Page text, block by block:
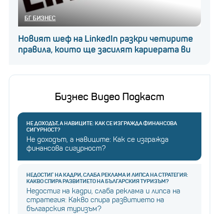
БГ БИЗНЕС
Новият шеф на LinkedIn разкри четирите
правила, които ще засилят кариерата ви
Бизнес Видео Подкаст
НЕ ДОХОДЪТ, А НАВИЦИТЕ: КАК СЕ ИЗГРАЖДА ФИНАНСОВА
СИГУРНОСТ?
Не доходът, а навиците: Как се изгражда
финансова сигурност?
НЕДОСТИГ НА КАДРИ, СЛАБА РЕКЛАМА И ЛИПСА НА СТРАТЕГИЯ:
КАКВО СПИРА РАЗВИТИЕТО НА БЪЛГАРСКИЯ ТУРИЗЪМ?
Недостиг на кадри, слаба реклама и липса на
стратегия: Какво спира развитието на
българския туризъм?